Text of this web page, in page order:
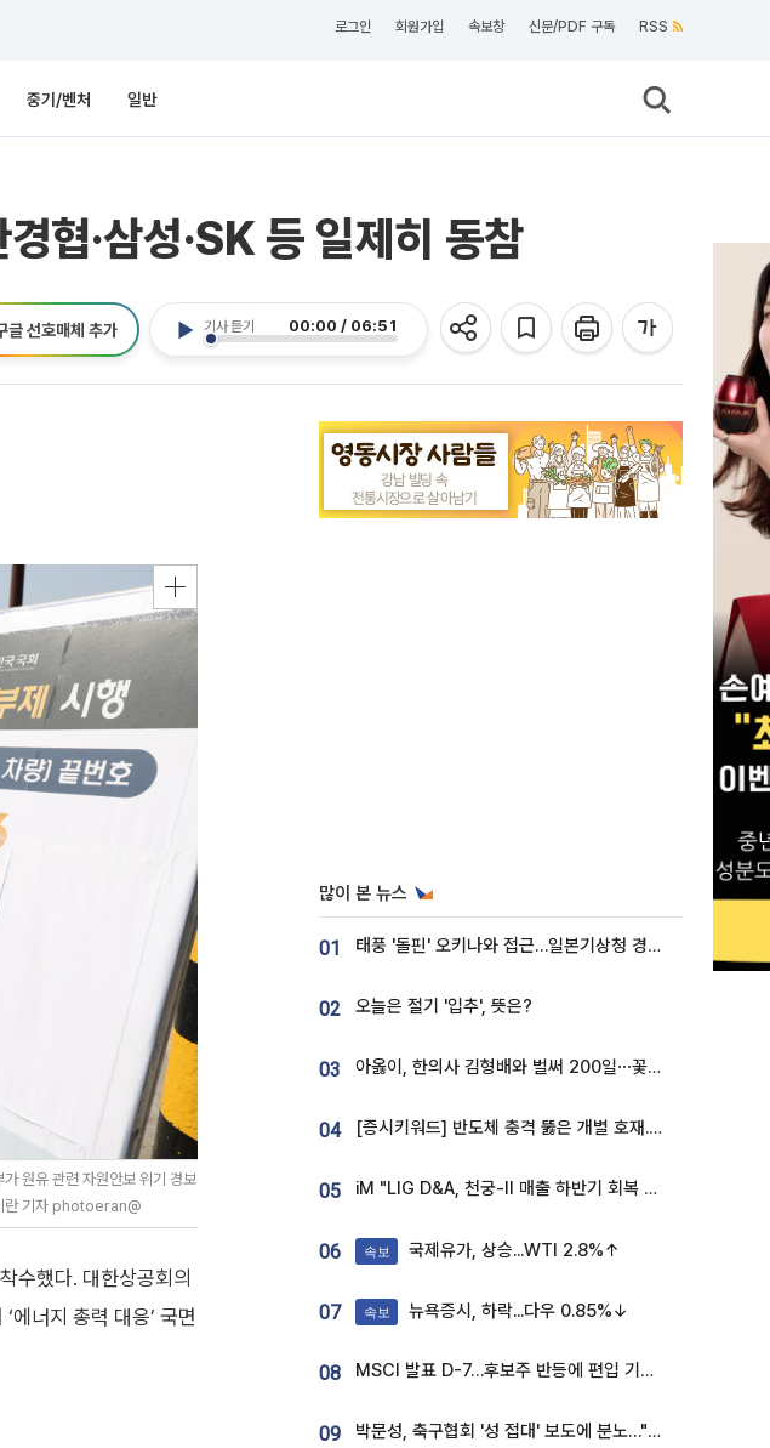
로그인 회원가입 속보창 신문/PDF 구독 RSS
중기/벤처 일반
협·삼성·SK 등 일제히 동참
기사 듣기 00:00 / 06:51
글 선호매체 추가
원유 관련 자원안보 위기 경보
란 기자 photoeran@
수했다. 대한상공회의
너지 총력 대응’ 국면
많이 본 뉴스
01 태풍 '돌핀' 오키나와 접근…일본기상청 경로 업데이트
02 오늘은 절기 '입추', 뜻은?
03 아옳이, 한의사 김형배와 벌써 200일⋯꽃다발 들고 "프러포즈 아냐"
04 [증시키워드] 반도체 충격 뚫은 개별 호재...포스코퓨처엠·에코프로·한화솔루션 '눈길'
05 iM "LIG D&A, 천궁-II 매출 하반기 회복 전망…방산 톱픽 유지"
06 속보 국제유가, 상승...WTI 2.8%↑
07 속보 뉴욕증시, 하락...다우 0.85%↓
08 MSCI 발표 D-7…후보주 반등에 편입 기대 재점화
09 박문성, 축구협회 '성 접대' 보도에 분노…"다 말아먹으려고 작정했나"